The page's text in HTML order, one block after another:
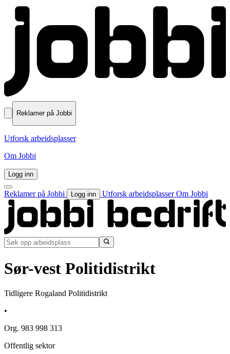
Reklamer på Jobbi
Utforsk arbeidsplasser
Om Jobbi
Logg inn
Reklamer på Jobbi Logg inn Utforsk arbeidsplasserOm Jobbi
Sør-vest Politidistrikt
Tidligere Rogaland Politidistrikt
•
Org. 983 998 313
Offentlig sektor